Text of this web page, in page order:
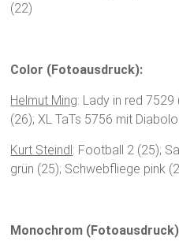
(22)
Color (Fotoausdruck):
Helmut Ming: Lady in red 7529
(26); XL TaTs 5756 mit
Kurt Steindl: Football 2 (25);
grün (25); Schwebfliege pink
Monochrom